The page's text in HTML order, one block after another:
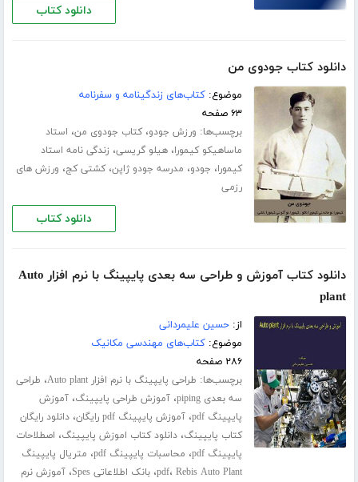
دانلود کتاب
دانلود کتاب جودوی من
موضوع:کتاب‌های زندگینامه و سفرنامه
۶۳ صفحه
برچسب‌ها: ورزش جودو،کتاب جودوی من، استاد
ماساهیکو کیمورا،هیلو گریسی، زندگی نامه استاد
کیمورا، جودو، مدرسه جودو ژاپن،کشتی کج، ورزش های
رزمی
دانلود کتاب
دانلود کتاب آموزش و طراحی سه بعدی پایپینگ با نرم افزار Auto
plant
از:حسین علیمردانی
موضوع:کتاب‌های مهندسی مکانیک
۲۸۶ صفحه
برچسب‌ها: طراحی پایپینگ با نرم افزار Auto plant ، طراحی
سه بعدی piping
،آموزش طراحی پایپینگ،آموزش
پایپینگ pdf
،آموزش پایپینگ pdf رایگان ،دانلود رایگان
کتاب پایپینگ،دانلود کتاب اموزش پایپینگ، اصطلاحات
پایپینگ pdf
، محاسبات پایپینگ pdf ، متریال پایپینگ
pdf، Rebis Auto Plant ،بانک اطلاعاتی Spes ،آموزش نرم